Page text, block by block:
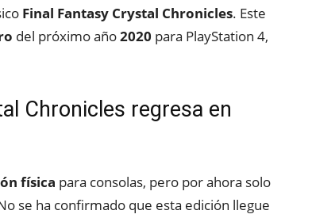
Final Fantasy Crystal Chronicles. Este
del próximo año2020 para PlayStation 4,
Chronicles regresa en
física para consolas, pero por ahora solo
se ha confirmado que esta edición llegue